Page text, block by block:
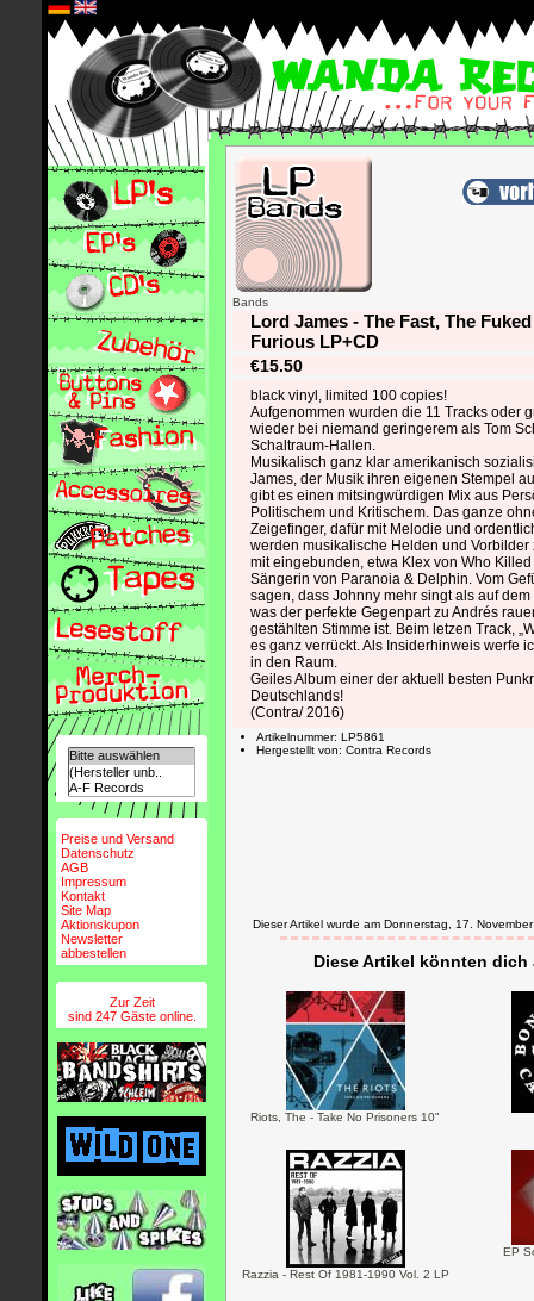
Preise und Versand
Datenschutz
AGB
Impressum
Kontakt
Site Map
Aktionskupon
Newsletter
abbestellen
Zur Zeit
sind 247 Gäste online.
Bands
Lord James - The Fast, The
Furious LP+CD
€15.50
black vinyl, limited 100 copies!
Aufgenommen wurden die 11 Tracks oder
wieder bei niemand geringerem als Tom
Schaltraum-Hallen.
Musikalisch ganz klar amerikanisch
James, der Musik ihren eigenen Stempel
gibt es einen mitsingwürdigen Mix aus
Politischem und Kritischem. Das ganze
Zeigefinger, dafür mit Melodie und
werden musikalische Helden und Vorbilder
mit eingebunden, etwa Klex von Who
Sängerin von Paranoia & Delphin. Vom
sagen, dass Johnny mehr singt als auf
was der perfekte Gegenpart zu Andrés
gestählten Stimme ist. Beim letzen Track,
es ganz verrückt. Als Insiderhinweis werfe
in den Raum.
Geiles Album einer der aktuell besten
Deutschlands!
(Contra/ 2016)
Artikelnummer: LP5861
Hergestellt von: Contra Records
Dieser Artikel wurde am Donnerstag, 17.
Diese Artikel könnten
Riots, The - Take No Prisoners 10"
Razzia - Rest Of 1981-1990 Vol. 2 LP
EP